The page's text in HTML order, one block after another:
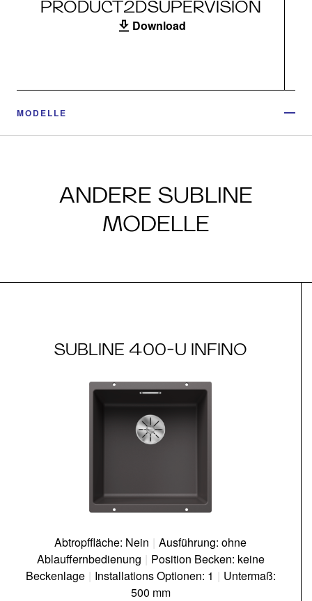
PRODUCT2DSUPERVISION
Download
MODELLE
ANDERE SUBLINE
MODELLE
SUBLINE 400-U INFINO
Abtropffläche: Nein | Ausführung: ohne
Ablauffernbedienung | Position Becken: keine
Beckenlage | Installations Optionen: 1 | Untermaß:
500 mm